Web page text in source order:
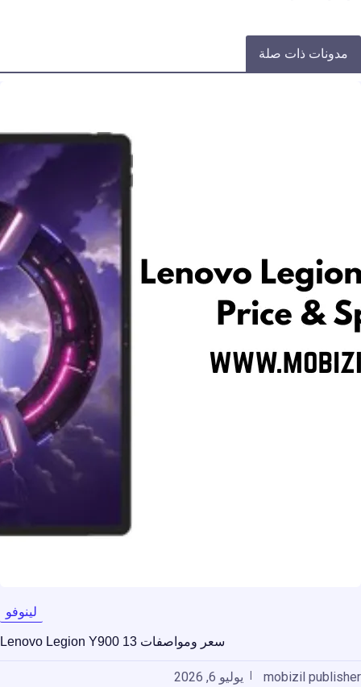
مدونات ذات صلة
لينوفو
سعر ومواصفات Lenovo Legion Y900 13
mobizil publisher
يوليو 6, 2026